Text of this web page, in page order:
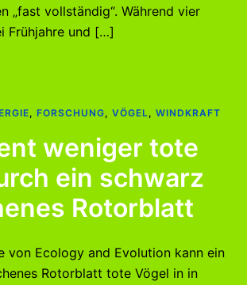
„fast vollständig“. Während vier
Frühjahre und […]
, FORSCHUNG, VÖGEL, WINDKRAFT
weniger tote
ein schwarz
Rotorblatt
von Ecology and Evolution kann ein
Rotorblatt tote Vögel in in